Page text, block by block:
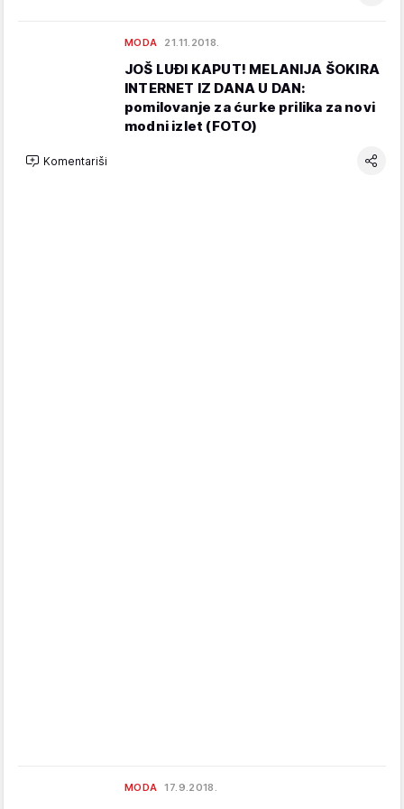
MODA 21.11.2018.
JOŠ LUĐI KAPUT! MELANIJA ŠOKIRA
INTERNET IZ DANA U DAN:
pomilovanje za ćurke prilika za novi
modni izlet (FOTO)
Komentariši
MODA 17.9.2018.